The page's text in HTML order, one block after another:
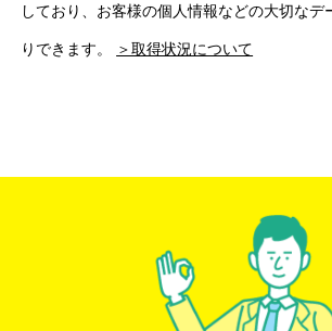
しており、お客様の個人情報などの大切なデ
りできます。 ＞取得状況について